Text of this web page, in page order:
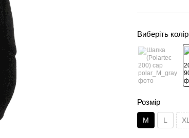
Виберіть колір
Розмір
M L XL